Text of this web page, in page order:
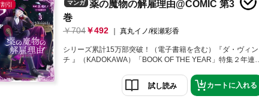
割引 マンガ
薬の魔物の解雇理由@COMIC 第3
巻
704 492 真丸イノ/桜瀬彩香
シリーズ累計15万部突破！（電子書籍を含む）『ダ・ヴィン
チ 』（KADOKAWA）「BOOK OF THE YEAR」特集２年連続
な奴がシルハーンの恩寵ねぇ」新たな人ならざる魔物は、万
象を司るディノの知り合い！？祝祭美食な日常の中、時に切
試し読み カートに入れる